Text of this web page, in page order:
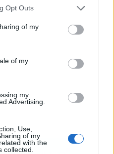
Opt Outs
of my
of my
my
Advertising.
Use,
of my
with the
collected.